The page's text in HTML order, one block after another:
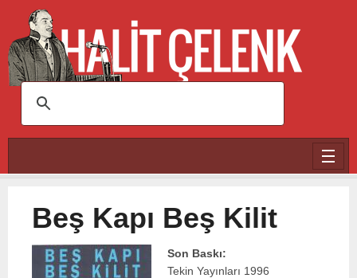
Ana içeriğe atla
Beş Kapı Beş Kilit
Son Baskı:
Tekin Yayınları 1996